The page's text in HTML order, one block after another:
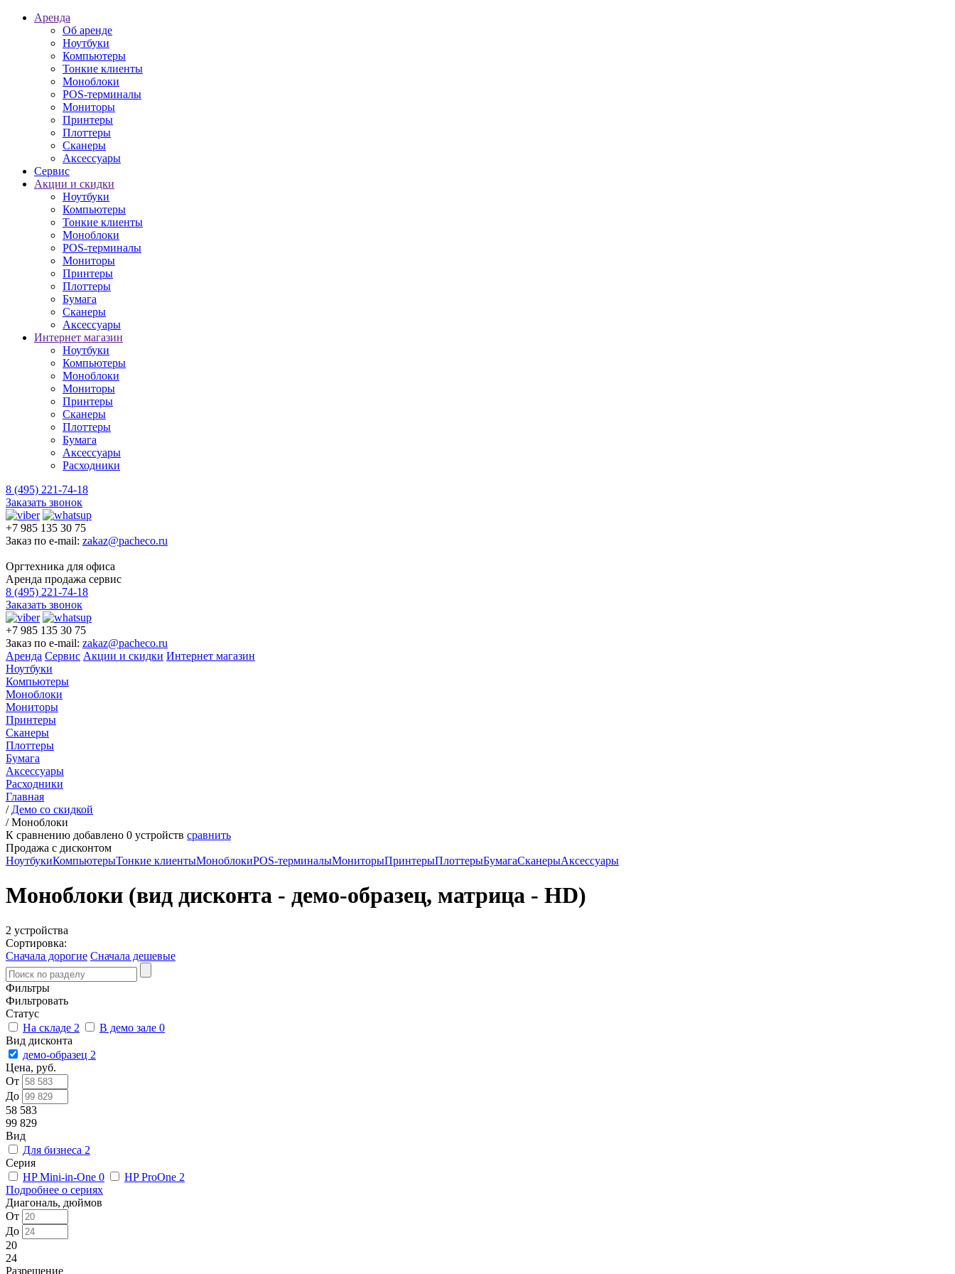
Аренда
Об аренде
Ноутбуки
Компьютеры
Тонкие клиенты
Моноблоки
POS-терминалы
Мониторы
Принтеры
Плоттеры
Сканеры
Аксессуары
Сервис
Акции и скидки
Ноутбуки
Компьютеры
Тонкие клиенты
Моноблоки
POS-терминалы
Мониторы
Принтеры
Плоттеры
Бумага
Сканеры
Аксессуары
Интернет магазин
Ноутбуки
Компьютеры
Моноблоки
Мониторы
Принтеры
Сканеры
Плоттеры
Бумага
Аксессуары
Расходники
8 (495) 221-74-18
Заказать звонок
+7 985 135 30 75
Заказ по e-mail: zakaz@pacheco.ru
Оргтехника для офиса
Аренда продажа сервис
8 (495) 221-74-18
Заказать звонок
+7 985 135 30 75
Заказ по e-mail: zakaz@pacheco.ru
Аренда Сервис Акции и скидки Интернет магазин
Ноутбуки
Компьютеры
Моноблоки
Мониторы
Принтеры
Сканеры
Плоттеры
Бумага
Аксессуары
Расходники
Главная
/ Демо со скидкой
/Моноблоки
К сравнению добавлено 0 устройств сравнить
Продажа с дисконтом
НоутбукиКомпьютерыТонкие клиентыМоноблокиPOS-терминалыМониторыПринтерыПлоттерыБумагаСканерыАксессуары
Моноблоки (вид дисконта - демо-образец, матрица - HD)
2 устройства
Сортировка:
Сначала дорогие Сначала дешевые
Фильтры
Фильтровать
Статус
На складе 2 В демо зале 0
Вид дисконта
демо-образец 2
Цена, руб.
От
До
58 583
99 829
Вид
Для бизнеса 2
Серия
HP Mini-in-One 0 HP ProOne 2
Подробнее о сериях
Диагональ, дюймов
От
До
20
24
Разрешение